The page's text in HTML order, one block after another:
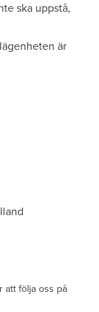
ska uppstå,
är
att följa oss på